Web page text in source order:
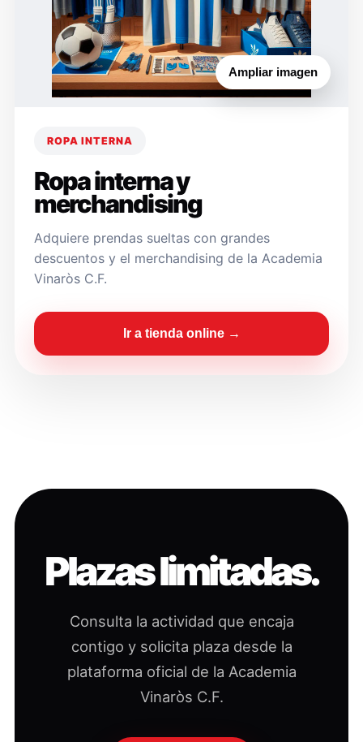
Ampliar imagen
ROPA INTERNA
Ropa interna y
merchandising
Adquiere prendas sueltas con grandes
descuentos y el merchandising de la Academia
Vinaròs C.F.
Ir a tienda online →
Plazas limitadas.
Consulta la actividad que encaja
contigo y solicita plaza desde la
plataforma oficial de la Academia
Vinaròs C.F.